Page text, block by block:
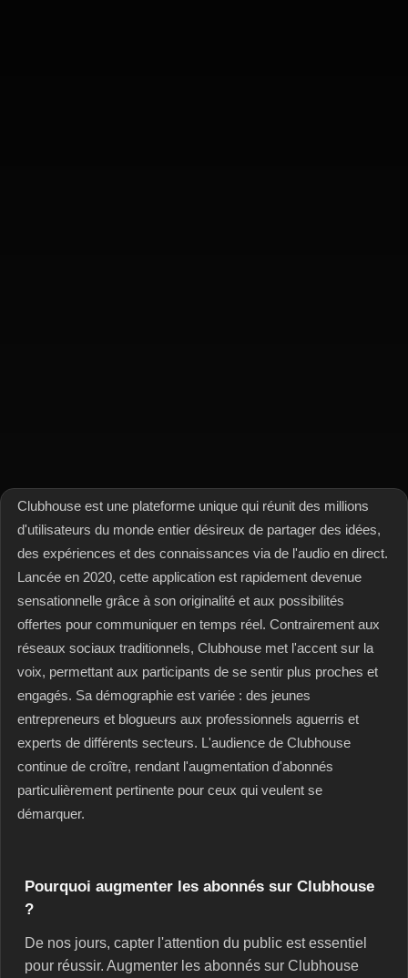
Clubhouse est une plateforme unique qui réunit des millions
d'utilisateurs du monde entier désireux de partager des idées,
des expériences et des connaissances via de l'audio en direct.
Lancée en 2020, cette application est rapidement devenue
sensationnelle grâce à son originalité et aux possibilités
offertes pour communiquer en temps réel. Contrairement aux
réseaux sociaux traditionnels, Clubhouse met l'accent sur la
voix, permettant aux participants de se sentir plus proches et
engagés. Sa démographie est variée : des jeunes
entrepreneurs et blogueurs aux professionnels aguerris et
experts de différents secteurs. L'audience de Clubhouse
continue de croître, rendant l'augmentation d'abonnés
particulièrement pertinente pour ceux qui veulent se
démarquer.
Pourquoi augmenter les abonnés sur Clubhouse
?
De nos jours, capter l'attention du public est essentiel
pour réussir. Augmenter les abonnés sur Clubhouse